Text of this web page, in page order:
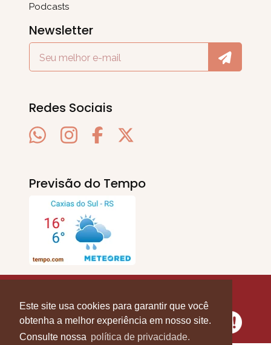
Este site usa cookies para garantir que você
obtenha a melhor experiência em nosso site.
Consulte nossa política de privacidade.
Podcasts
Newsletter
Redes Sociais
Previsão do Tempo
Direitos Reservados.